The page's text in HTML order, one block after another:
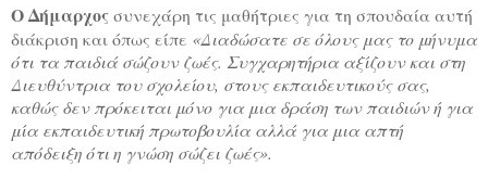
Ο Δήμαρχοςσυνεχάρη τις μαθήτριες για τη σπουδαία αυτή
διάκριση και όπως είπε «Διαδώσατε σε όλους μας το μήνυμα
ότι τα παιδιά σώζουν ζωές. Συγχαρητήρια αξίζουν και στη
Διευθύντρια του σχολείου, στους εκπαιδευτικούς σας,
καθώς δεν πρόκειται μόνο για μια δράση των παιδιών ή για
μία εκπαιδευτική πρωτοβουλία αλλά για μια απτή
απόδειξη ότι η γνώση σώζει ζωές».